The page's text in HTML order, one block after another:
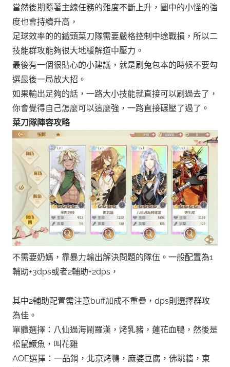
當然後期隨著主線任務的難度不斷上升，圖中的小怪的強
度也會持續升高，
足球效率的的鐵頭菜刀隊需要嚴格控制中途戰損，所以二
技能群攻能夠很大地緩解道中壓力。
最後有一個很貼心的小建議，就是刷兔包本的時候不要勾
選最後一局放大招。
如果輸出足夠的話，一路大小技能就直接可以刷過去了，
你會覺得自己怎麼可以這麼強，一路直接碾壓了過了。
菜刀隊陣容攻略
不需要奶媽，靠暴力輸出解決問題的隊伍。一般配置為1
輔助+3dps或者2輔助+2dps，
其中2輔助配置需注意buff加成不重疊，dps則選擇群攻
為佳。
單體選擇：八仙過海鬧羅漢，烤乳豬，蓮花血鴨，然後是
松鼠鱖魚，叫花雞
AOE選擇：一品鍋，北京烤鴨，麻婆豆腐，佛跳牆，東